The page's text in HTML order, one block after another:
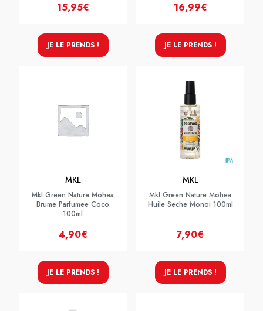
15,95€
JE LE PRENDS !
16,99€
JE LE PRENDS !
MKL
Mkl Green Nature Mohea
Brume Parfumee Coco
100ml
4,90€
JE LE PRENDS !
MKL
Mkl Green Nature Mohea
Huile Seche Monoi 100ml
7,90€
JE LE PRENDS !